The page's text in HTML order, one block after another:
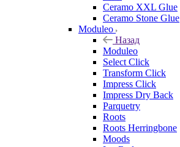
Ceramo XXL Glue
Ceramo Stone Glue
Moduleo
Назад
Moduleo
Select Click
Transform Click
Impress Click
Impress Dry Back
Parquetry
Roots
Roots Herringbone
Moods